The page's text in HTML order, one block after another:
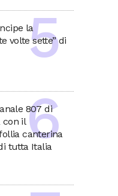
la
volte sette” di
807 di
con il
follia canterina
tutta Italia